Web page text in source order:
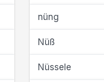
nüng
Nüß
Nüssele